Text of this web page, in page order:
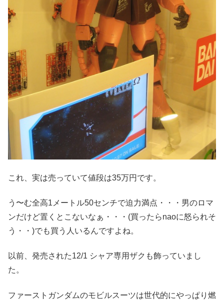
これ、実は売っていて値段は35万円です。
う〜む全高1メートル50センチで迫力満点・・・男のロマ
ンだけど置くとこないなぁ・・・(買ったらnaoに怒られそ
う・・)でも買う人いるんですよね。
以前、発売された12/1 シャア専用ザクも飾っていまし
た。
ファーストガンダムのモビルスーツは世代的にやっぱり燃